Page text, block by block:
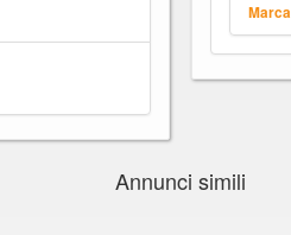
Marca
Annunci simili